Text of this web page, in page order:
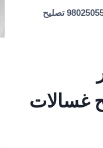
فني غسالات القصر 98025055 تصليح
تصليح غسالات